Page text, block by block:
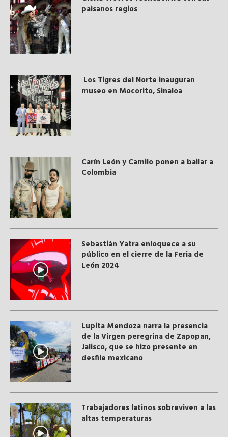
paisanos regios
Los Tigres del Norte inauguran
museo en Mocorito, Sinaloa
Carín León y Camilo ponen a bailar a
Colombia
Sebastián Yatra enloquece a su
público en el cierre de la Feria de
León 2024
Lupita Mendoza narra la presencia
de la Virgen peregrina de Zapopan,
Jalisco, que se hizo presente en
desfile mexicano
Trabajadores latinos sobreviven a las
altas temperaturas